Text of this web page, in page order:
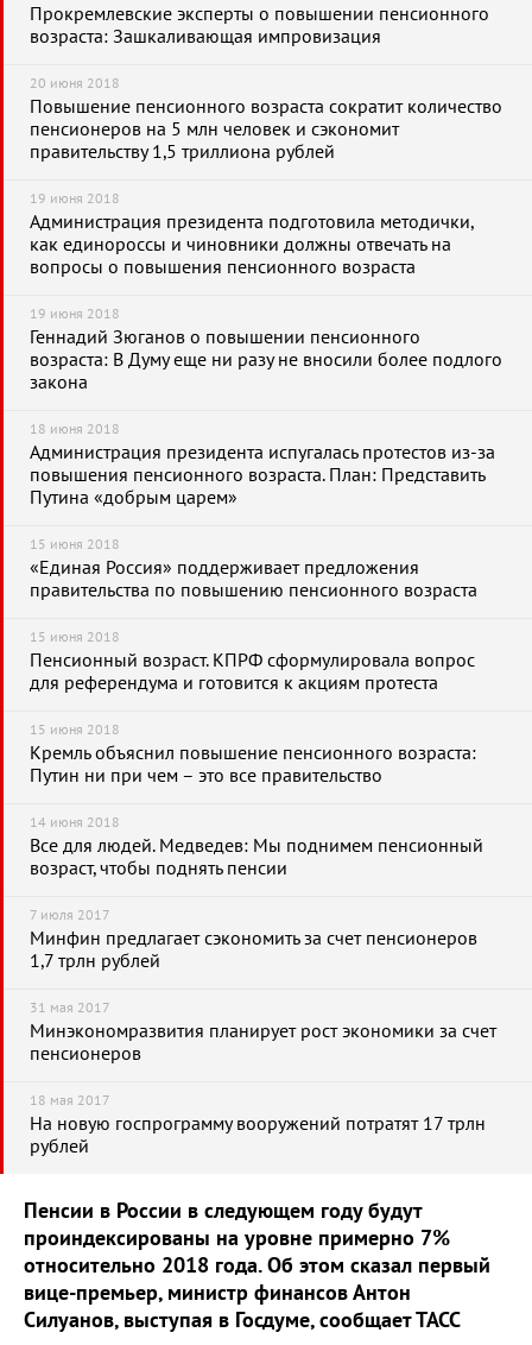
Прокремлевские эксперты о повышении пенсионного
возраста: Зашкаливающая импровизация
20 июня 2018
Повышение пенсионного возраста сократит количество
пенсионеров на 5 млн человек и сэкономит
правительству 1,5 триллиона рублей
19 июня 2018
Администрация президента подготовила методички,
как единороссы и чиновники должны отвечать на
вопросы о повышения пенсионного возраста
19 июня 2018
Геннадий Зюганов о повышении пенсионного
возраста: В Думу еще ни разу не вносили более подлого
закона
18 июня 2018
Администрация президента испугалась протестов из-за
повышения пенсионного возраста. План: Представить
Путина «добрым царем»
15 июня 2018
«Единая Россия» поддерживает предложения
правительства по повышению пенсионного возраста
15 июня 2018
Пенсионный возраст. КПРФ сформулировала вопрос
для референдума и готовится к акциям протеста
15 июня 2018
Кремль объяснил повышение пенсионного возраста:
Путин ни при чем – это все правительство
14 июня 2018
Все для людей. Медведев: Мы поднимем пенсионный
возраст, чтобы поднять пенсии
7 июля 2017
Минфин предлагает сэкономить за счет пенсионеров
1,7 трлн рублей
31 мая 2017
Минэкономразвития планирует рост экономики за счет
пенсионеров
18 мая 2017
На новую госпрограмму вооружений потратят 17 трлн
рублей
Пенсии в России в следующем году будут
проиндексированы на уровне примерно 7%
относительно 2018 года. Об этом сказал первый
вице-премьер, министр финансов Антон
Силуанов, выступая в Госдуме, сообщает ТАСС